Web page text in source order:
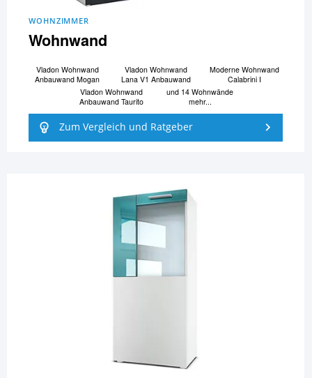
WOHNZIMMER
Wohnwand
Vladon Wohnwand
Anbauwand Mogan
Vladon Wohnwand
Lana V1 Anbauwand
Moderne Wohnwand
Calabrini I
Vladon Wohnwand
Anbauwand Taurito
und 14 Wohnwände
mehr...
Zum Vergleich und Ratgeber